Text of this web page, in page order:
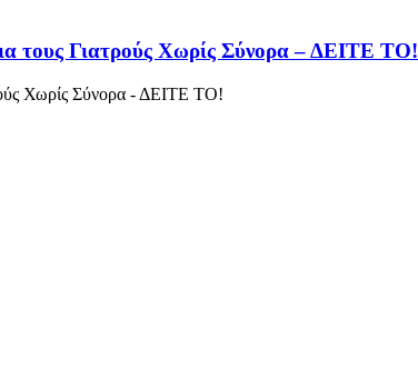
τους Γιατρούς Χωρίς Σύνορα – ΔΕΙΤΕ ΤΟ!
Χωρίς Σύνορα - ΔΕΙΤΕ ΤΟ!